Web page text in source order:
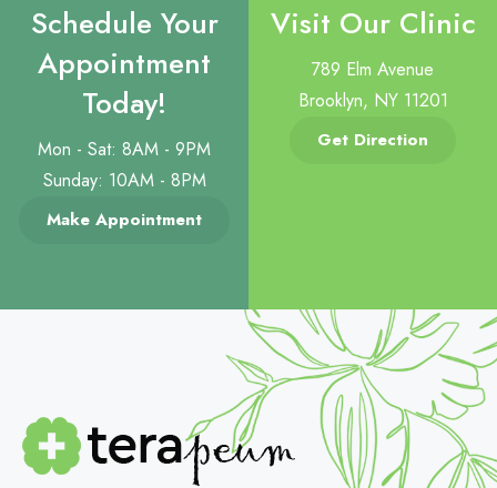
Schedule Your
Appointment
Today!
Mon - Sat: 8AM - 9PM
Sunday: 10AM - 8PM
Make Appointment
Visit Our Clinic
789 Elm Avenue
Brooklyn, NY 11201
Get Direction